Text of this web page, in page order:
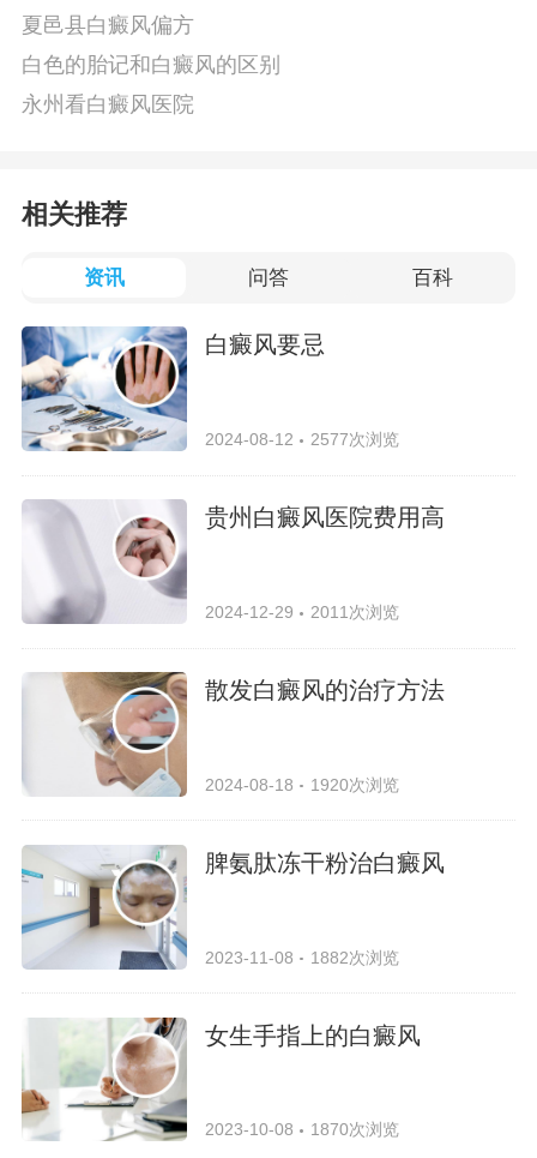
夏邑县白癜风偏方
白色的胎记和白癜风的区别
永州看白癜风医院
相关推荐
资讯 问答 百科
白癜风要忌
2024-08-12 2577次浏览
贵州白癜风医院费用高
2024-12-29 2011次浏览
散发白癜风的治疗方法
2024-08-18 1920次浏览
脾氨肽冻干粉治白癜风
2023-11-08 1882次浏览
女生手指上的白癜风
2023-10-08 1870次浏览